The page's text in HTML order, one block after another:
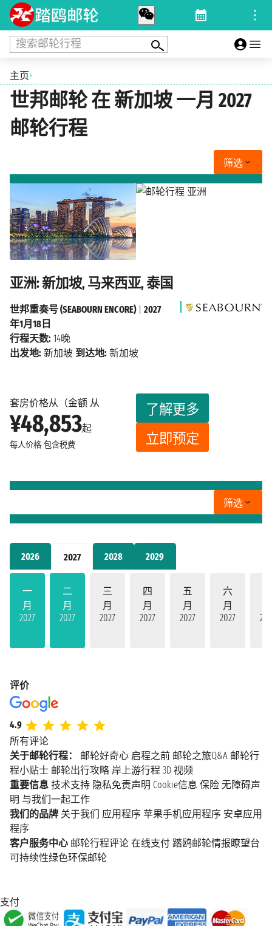
搜索邮轮行程
主页›
世邦邮轮 在 新加坡 一月 2027
邮轮行程
2026 2027 2028 2029
一
月
2027
二
月
2027
三
月
2027
四
月
2027
五
月
2027
六
月
2027
筛选
亚洲: 新加坡, 马来西亚, 泰国
套房价格从（金额 从
¥48,853起
每人价格 包含税费
了解更多
立即预定
世邦重奏号 (SEABOURN ENCORE)| 2027
年1月18日
行程天数: 14晚
出发地: 新加坡 到达地: 新加坡
筛选
评价
4.9
所有评论
关于邮轮行程：
邮轮好奇心 启程之前 邮轮之旅Q&A 邮轮行
程小贴士 邮轮出行攻略 岸上游行程 3D 视频
重要信息 技术支持 隐私免责声明 Cookie信息 保险 无障碍声
明 与我们一起工作
我们的品牌 关于我们 应用程序 苹果手机应用程序 安卓应用
程序
客户服务中心 邮轮行程评论 在线支付 踏鸥邮轮情报瞭望台
可持续性绿色环保邮轮
支付